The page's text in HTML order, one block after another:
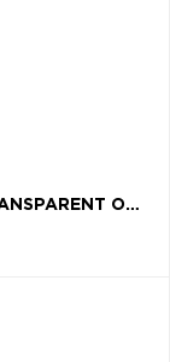
SEPULTURA, VINYL SEPULQUARTA (TRANSPARENT ORANGE VINYL)